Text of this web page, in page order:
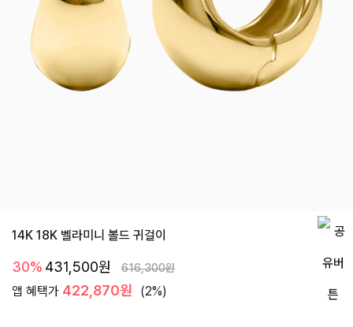
14K 18K 벨라미니 볼드 귀걸이
30% 431,500원 616,300원
앱 혜택가 422,870원 (2%)